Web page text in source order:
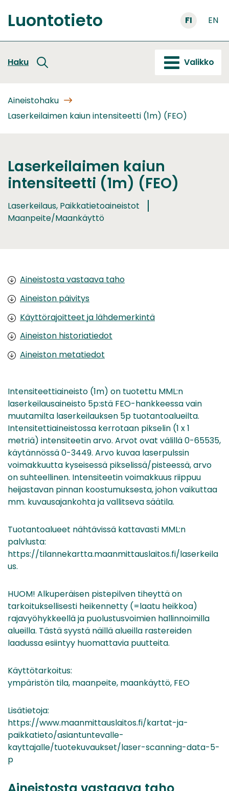
sisältöön
Etusivu
Luontotieto FI EN
Haku Valikko
Aineistohaku
Laserkeilaimen kaiun intensiteetti (1m) (FEO)
Laserkeilaimen kaiun
intensiteetti (1m) (FEO)
Laserkeilaus, Paikkatietoaineistot
Maanpeite/Maankäyttö
Aineistosta vastaava taho
Aineiston päivitys
Käyttörajoitteet ja lähdemerkintä
Aineiston historiatiedot
Aineiston metatiedot
Intensiteettiaineisto (1m) on tuotettu MML:n
laserkeilausaineisto 5p:stä FEO-hankkeessa vain
muutamilta laserkeilauksen 5p tuotantoalueilta.
Intensitettiaineistossa kerrotaan pikselin (1 x 1
metriä) intensiteetin arvo. Arvot ovat välillä 0-65535,
käytännössä 0-3449. Arvo kuvaa laserpulssin
voimakkuutta kyseisessä pikselissä/pisteessä, arvo
on suhteellinen. Intensiteetin voimakkuus riippuu
heijastavan pinnan koostumuksesta, johon vaikuttaa
mm. kuvausajankohta ja vallitseva säätila.
Tuotantoalueet nähtävissä kattavasti MML:n
palvlusta:
https://tilannekartta.maanmittauslaitos.fi/laserkeila
us.
HUOM! Alkuperäisen pistepilven tiheyttä on
tarkoituksellisesti heikennetty (=laatu heikkoa)
rajavyöhykkeellä ja puolustusvoimien hallinnoimilla
alueilla. Tästä syystä näillä alueilla rastereiden
laadussa esiintyy huomattavia puutteita.
Käyttötarkoitus:
ympäristön tila, maanpeite, maankäyttö, FEO
Lisätietoja:
https://www.maanmittauslaitos.fi/kartat-ja-
paikkatieto/asiantuntevalle-
kayttajalle/tuotekuvaukset/laser-scanning-data-5-
p